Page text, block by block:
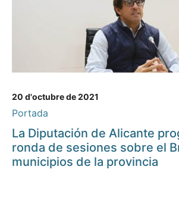
20 d'octubre de 2021
Portada
La Diputación de Alicante
ronda de sesiones sobre el
municipios de la provincia